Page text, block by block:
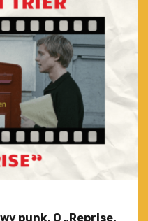
punk. O „Reprise.